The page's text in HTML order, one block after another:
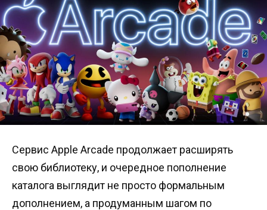
Сервис Apple Arcade продолжает расширять
свою библиотеку, и очередное пополнение
каталога выглядит не просто формальным
дополнением, а продуманным шагом по